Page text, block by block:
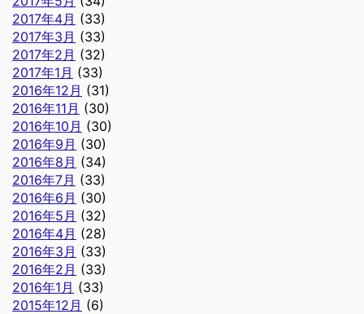
2017年4月 (33)
2017年3月 (33)
2017年2月 (32)
2017年1月 (33)
2016年12月 (31)
2016年11月 (30)
2016年10月 (30)
2016年9月 (30)
2016年8月 (34)
2016年7月 (33)
2016年6月 (30)
2016年5月 (32)
2016年4月 (28)
2016年3月 (33)
2016年2月 (33)
2016年1月 (33)
2015年12月 (6)